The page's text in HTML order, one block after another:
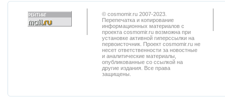
© cosmomir.ru 2007-2023.
Перепечатка и копирование
информационных материалов с
проекта cosmomir.ru возможна при
установке активной гиперссылки на
первоисточник. Проект cosmomir.ru не
несет ответственности за новостные
и аналитические материалы,
опубликованные со ссылкой на
другие издания. Все права
защищены.